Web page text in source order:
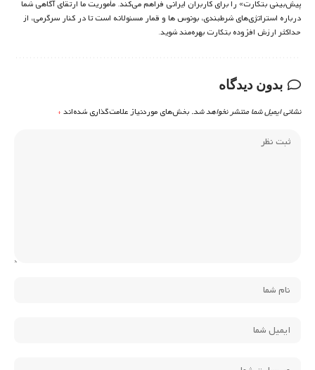
پیش‌بینی بتکارت» را برای کاربران ایرانی فراهم می‌کند. مأموریت ما ارتقای آگاهی شما
درباره استراتژی‌های شرطبندی، بونوس ها و قمار مسئولانه است تا در کنار سرگرمی، از
حداکثر ارزش افزوده بتکارت بهره‌مند شوید.
بدون دیدگاه
نشانی ایمیل شما منتشر نخواهد شد. بخش‌های موردنیاز علامت‌گذاری شده‌اند*